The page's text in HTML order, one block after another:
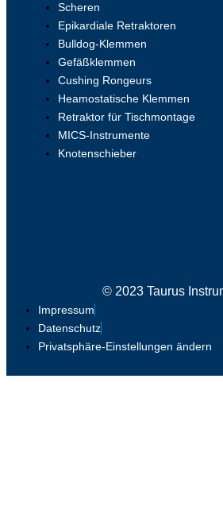
Scheren
Epikardiale Retraktoren
Bulldog-Klemmen
Gefäßklemmen
Cushing Rongeurs
Heamostatische Klemmen
Retraktor für Tischmontage
MICS-Instrumente
Knotenschieber
© 2023 Taurus
Impressum
Datenschutz
Privatsphäre-Einstellungen ändern